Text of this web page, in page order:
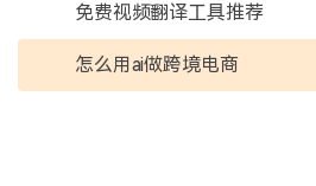
免费视频翻译工具推荐
怎么用ai做跨境电商